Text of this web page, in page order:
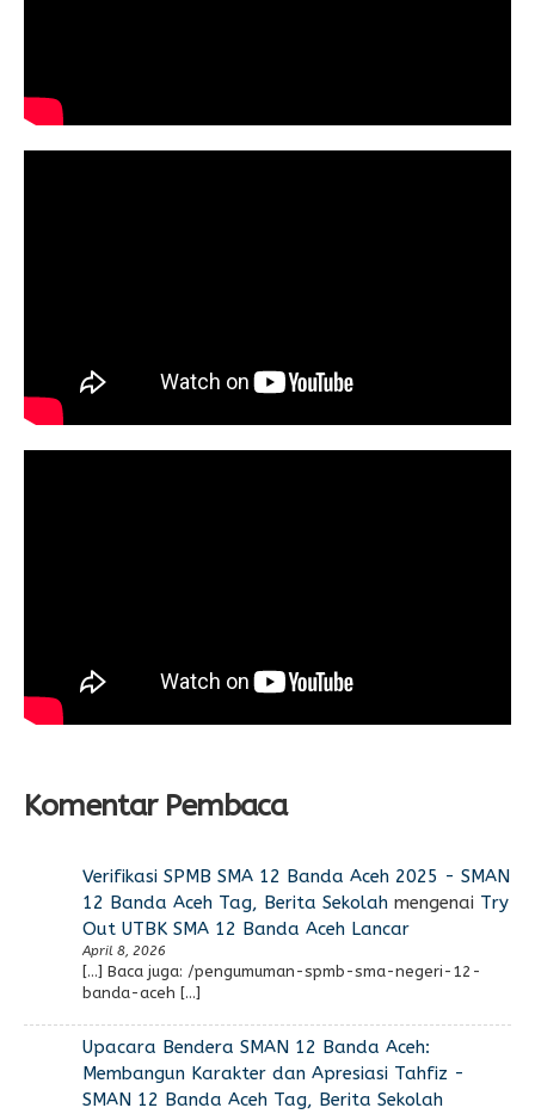
Komentar Pembaca
Verifikasi SPMB SMA 12 Banda Aceh 2025 - SMAN
12 Banda Aceh Tag, Berita Sekolahmengenai Try
Out UTBK SMA 12 Banda Aceh Lancar
April 8, 2026
[…] Baca juga: /pengumuman-spmb-sma-negeri-12-
banda-aceh […]
Upacara Bendera SMAN 12 Banda Aceh:
Membangun Karakter dan Apresiasi Tahfiz -
SMAN 12 Banda Aceh Tag, Berita Sekolah